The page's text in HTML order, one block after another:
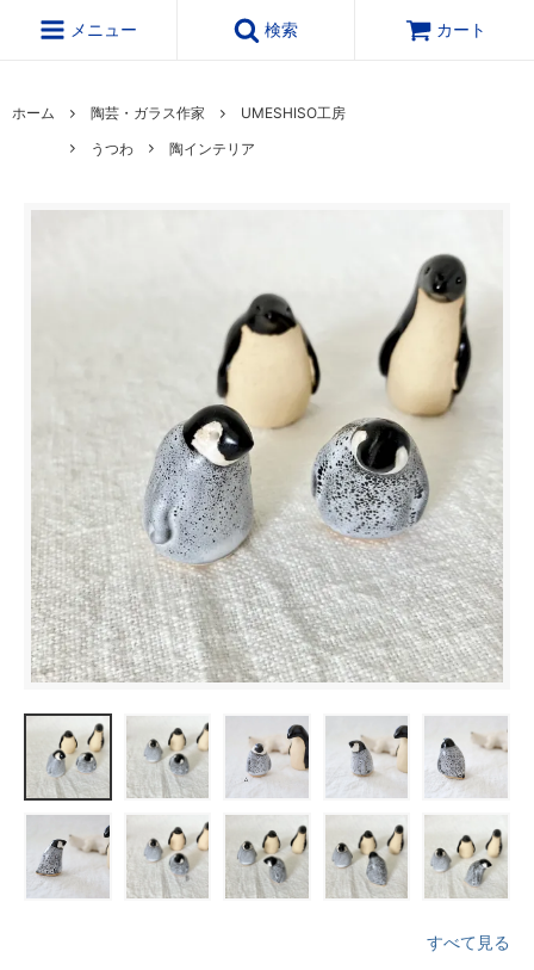
メニュー 検索 カート
ホーム 陶芸・ガラス作家
UMESHISO工房
うつわ
陶インテリア
すべて見る